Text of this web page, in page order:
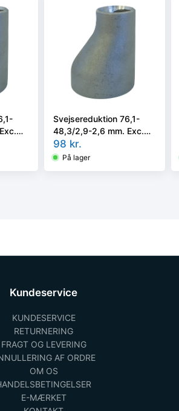
Svejsereduktion 76,1-
48,3/2,9-2,6 mm. Exc.
Kval. P235GH, EN 10253-
2/rk2 type A
98 kr.
På lager
Kundeservice
KUNDESERVICE
RETURNERING
FRAGT OG LEVERING
AF ORDRE
OM OS
E-MÆRKET